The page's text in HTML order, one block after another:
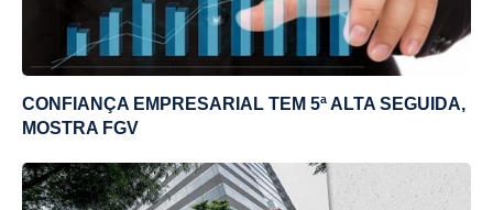
CONFIANÇA EMPRESARIAL TEM 5ª ALTA SEGUIDA,
MOSTRA FGV